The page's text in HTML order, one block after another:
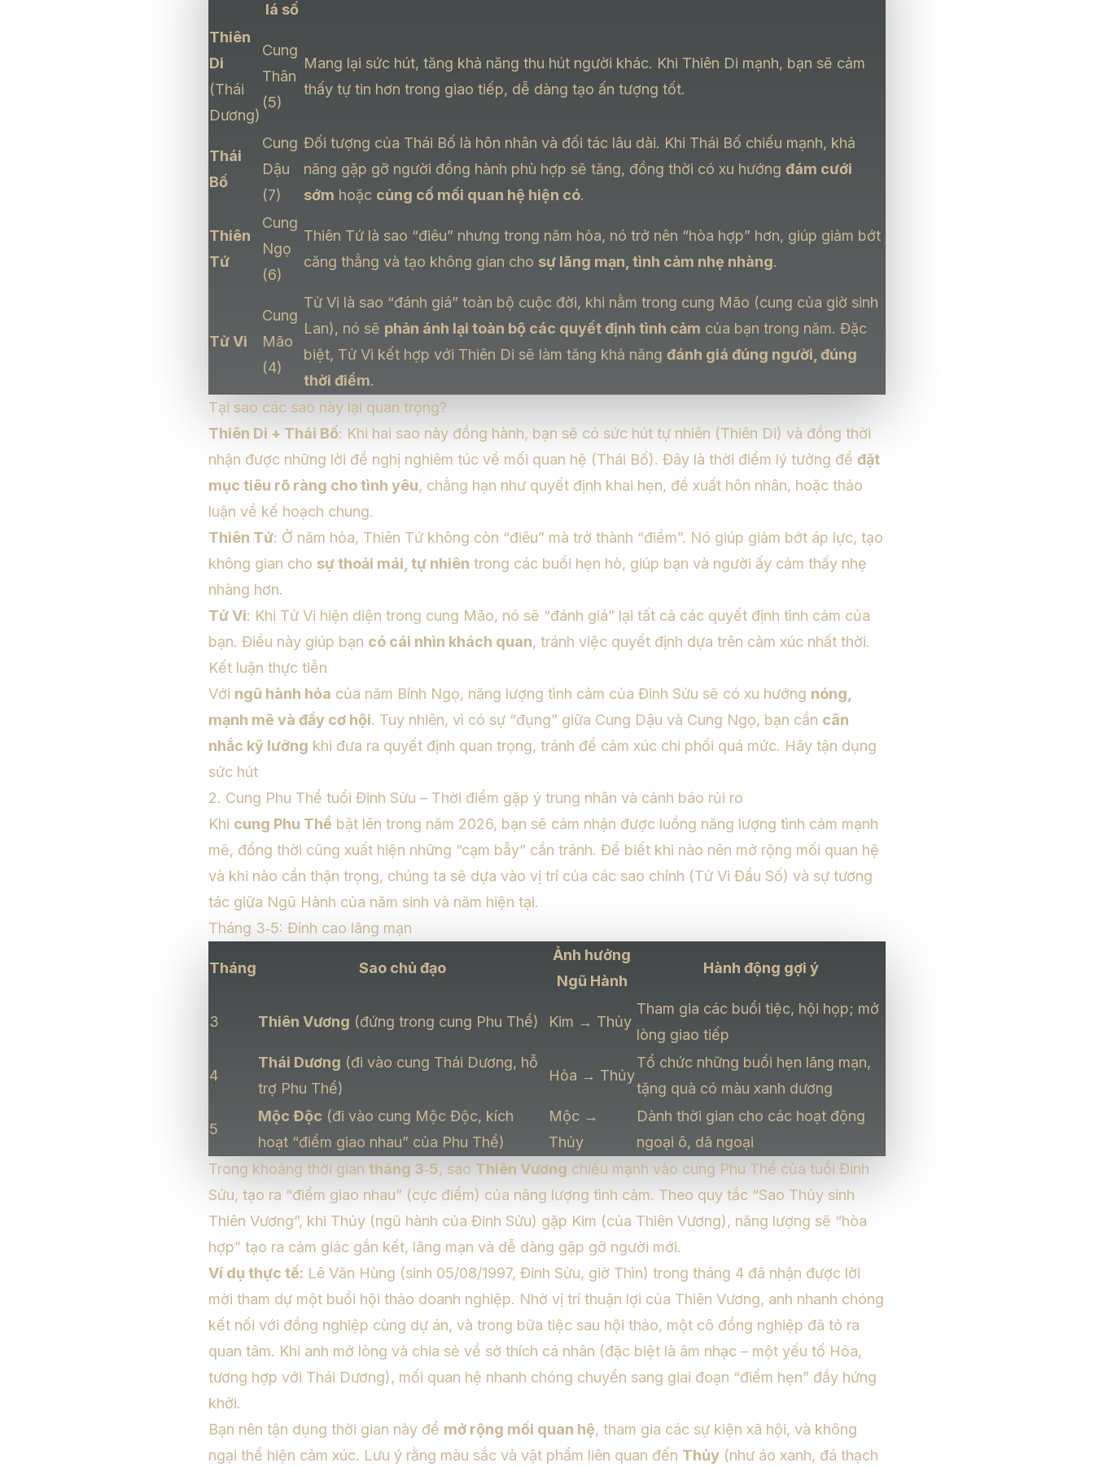
lá số
Thiên
Di
(Thái
Dương)
Cung
Thân
(5)
Mang lại sức hút, tăng khả năng thu hút người khác. Khi Thiên Di mạnh, bạn sẽ cảm
thấy tự tin hơn trong giao tiếp, dễ dàng tạo ấn tượng tốt.
Thái
Bố
Cung
Dậu
(7)
Đối tượng của Thái Bố là hôn nhân và đối tác lâu dài. Khi Thái Bố chiếu mạnh, khả
năng gặp gỡ người đồng hành phù hợp sẽ tăng, đồng thời có xu hướng đám cưới
sớm hoặc củng cố mối quan hệ hiện có.
Thiên
Tứ
Cung
Ngọ
(6)
Thiên Tứ là sao “điêu” nhưng trong năm hỏa, nó trở nên “hòa hợp” hơn, giúp giảm bớt
căng thẳng và tạo không gian cho sự lãng mạn, tình cảm nhẹ nhàng.
Tử Vi
Cung
Mão
(4)
Tử Vi là sao “đánh giá” toàn bộ cuộc đời, khi nằm trong cung Mão (cung của giờ sinh
Lan), nó sẽ phản ánh lại toàn bộ các quyết định tình cảm của bạn trong năm. Đặc
biệt, Tử Vi kết hợp với Thiên Di sẽ làm tăng khả năng đánh giá đúng người, đúng
thời điểm.
Tại sao các sao này lại quan trọng?
Thiên Di + Thái Bố: Khi hai sao này đồng hành, bạn sẽ có sức hút tự nhiên (Thiên Di) và đồng thời
nhận được những lời đề nghị nghiêm túc về mối quan hệ (Thái Bố). Đây là thời điểm lý tưởng để đặt
mục tiêu rõ ràng cho tình yêu, chẳng hạn như quyết định khai hẹn, đề xuất hôn nhân, hoặc thảo
luận về kế hoạch chung.
Thiên Tứ: Ở năm hỏa, Thiên Tứ không còn “điêu” mà trở thành “điềm”. Nó giúp giảm bớt áp lực, tạo
không gian cho sự thoải mái, tự nhiên trong các buổi hẹn hò, giúp bạn và người ấy cảm thấy nhẹ
nhàng hơn.
Tử Vi: Khi Tử Vi hiện diện trong cung Mão, nó sẽ “đánh giá” lại tất cả các quyết định tình cảm của
bạn. Điều này giúp bạn có cái nhìn khách quan, tránh việc quyết định dựa trên cảm xúc nhất thời.
Kết luận thực tiễn
Với ngũ hành hỏa của năm Bính Ngọ, năng lượng tình cảm của Đinh Sửu sẽ có xu hướng nóng,
mạnh mẽ và đầy cơ hội. Tuy nhiên, vì có sự “đụng” giữa Cung Dậu và Cung Ngọ, bạn cần cân
nhắc kỹ lưỡng khi đưa ra quyết định quan trọng, tránh để cảm xúc chi phối quá mức. Hãy tận dụng
sức hút
2. Cung Phu Thể tuổi Đinh Sửu – Thời điểm gặp ý trung nhân và cảnh báo rủi ro
Khi cung Phu Thể bật lên trong năm 2026, bạn sẽ cảm nhận được luồng năng lượng tình cảm mạnh
mẽ, đồng thời cũng xuất hiện những “cạm bẫy” cần tránh. Để biết khi nào nên mở rộng mối quan hệ
và khi nào cần thận trọng, chúng ta sẽ dựa vào vị trí của các sao chính (Tử Vi Đẩu Số) và sự tương
tác giữa Ngũ Hành của năm sinh và năm hiện tại.
Tháng 3‑5: Đỉnh cao lãng mạn
Tháng Sao chủ đạo
Ảnh hưởng
Ngũ Hành
Hành động gợi ý
3 Thiên Vương (đứng trong cung Phu Thể) Kim → Thủy
Tham gia các buổi tiệc, hội họp; mở
lòng giao tiếp
4
Thái Dương (đi vào cung Thái Dương, hỗ
trợ Phu Thể)
Hỏa → Thủy
Tổ chức những buổi hẹn lãng mạn,
tặng quà có màu xanh dương
5
Mộc Độc (đi vào cung Mộc Độc, kích
hoạt “điểm giao nhau” của Phu Thể)
Mộc →
Thủy
Dành thời gian cho các hoạt động
ngoại ô, dã ngoại
Trong khoảng thời gian tháng 3‑5, sao Thiên Vương chiếu mạnh vào cung Phu Thể của tuổi Đinh
Sửu, tạo ra “điểm giao nhau” (cực điểm) của năng lượng tình cảm. Theo quy tắc “Sao Thủy sinh
Thiên Vương”, khi Thủy (ngũ hành của Đinh Sửu) gặp Kim (của Thiên Vương), năng lượng sẽ “hòa
hợp” tạo ra cảm giác gắn kết, lãng mạn và dễ dàng gặp gỡ người mới.
Ví dụ thực tế: Lê Văn Hùng (sinh 05/08/1997, Đinh Sửu, giờ Thìn) trong tháng 4 đã nhận được lời
mời tham dự một buổi hội thảo doanh nghiệp. Nhờ vị trí thuận lợi của Thiên Vương, anh nhanh chóng
kết nối với đồng nghiệp cùng dự án, và trong bữa tiệc sau hội thảo, một cô đồng nghiệp đã tỏ ra
quan tâm. Khi anh mở lòng và chia sẻ về sở thích cá nhân (đặc biệt là âm nhạc – một yếu tố Hỏa,
tương hợp với Thái Dương), mối quan hệ nhanh chóng chuyển sang giai đoạn “điểm hẹn” đầy hứng
khởi.
Bạn nên tận dụng thời gian này để mở rộng mối quan hệ, tham gia các sự kiện xã hội, và không
ngại thể hiện cảm xúc. Lưu ý rằng màu sắc và vật phẩm liên quan đến Thủy (như áo xanh, đá thạch